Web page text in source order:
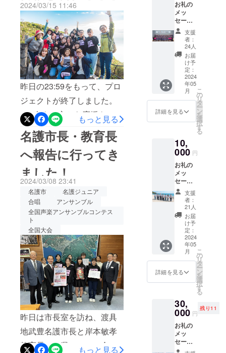
かり沖縄に持ち帰って、次
に全国を目指す後輩たちへ
歌でつないでくれることだ
と思います。あとは、みん
なが無事に元気に沖縄へ
戻ってきてくれることを祈
るばかりです。昨夜に続
き、速報でした！
わりました。きっと、みな
さまからの大きな応援の力
と、つながる喜び、そして
沖縄のあたたかい心がみん
なの歌に込められたことで
しょう。この喜びを、ご支
援いただいたみなさまに感
謝を込めて速報でお届けし
ます♪明日は本選！ 今日演
奏した2曲に加えて、名護
ジュニアらしさが表現でき
るラトビアのミサ曲
「Sanctus」を加えた3曲を
演奏します。最後までのび
のびと、楽しめますように♪
をたっぷりご堪能いただけ
たかと思います。小学１年
生のわらべちゃんから高校
３年生まで、子どもたちそ
れぞれの成長の輝きが込め
られた歌声に、ホールは大
きな拍手に包まれました。
胸いっぱいの言葉にならな
い感動に包まれたホール。
お越しいただいた皆さまか
らは心温まるうれしい感想
をたくさんいただき、メン
バーにとってもまた一つ大
きな経験の場になりまし
た。作曲家の丸尾喜久子先
生が名護ジュニアのために
手がけてくださった新作
「わったー海」の演奏後、
大阪から駆けつけてくだ
さった丸尾先生から温かい
ご挨拶をいただき会場が沸
きました。ロビーには、ク
ラファンプロジェクトに寄
せてくださった、たくさん
の皆さまからの応援メッ
2024/03/15 11:46
昨日の23:59をもって、プロ
ジェクトが終了しました。
101名もの方から応援をいた
だき、782,000円もの支援金
が集まりました。あたたか
いお気持ちと共に寄せてく
ださった大きなご支援に、
心から感謝いたします。子
どもたちを応援したい一心
で初めて挑戦したクラウド
ファンディング。目標には
届きませんでしたが、集
まった金額以上に大きな力
をみなさまからいただくこ
とができました。また、こ
のプロジェクトとは別に、
名護ジュニアとつながるた
くさんの方々から様々な形
でご支援をいただきまし
もっと見る
名護市長・教育長
へ報告に行ってき
ました！
2024/03/08 23:41
名護市
名護ジュニア
合唱
アンサンブル
全国声楽アンサンブルコンテス
ト
全国大会
昨日は市長室を訪ね、渡具
地武豊名護市長と岸本敏孝
教育長に、県アンコン金
もっと見る
ホール
コン
クール
で演奏
するア
ンサン
ブルも
披露し
ます♪ ※
当日は
直接会
場にお
越しく
ださい
お礼の
メッ
セージ
ととも
に、
「R5年
度 定期
演奏
会」の
動画を
ご覧い
ただけ
る限定
URLを
お届け
しま
支援
者：
24人
お届
け予
定：
2024
年05
月
詳細を見る
こ
の
リ
タ
ー
ン
を
選
択
す
る
10,
000 円
お礼の
メッ
セージ
ととも
に、 ア
ンサン
ブルメ
ンバー
による
演奏動
画（１
曲）を
ご覧い
ただけ
る限定
URLを
しま
す。
支援
者：
21人
お届
け予
定：
2024
年05
月
詳細を見る
こ
の
リ
タ
ー
ン
を
選
択
す
る
30,
000 円
残り11
お礼の
メッ
セージ
ととも